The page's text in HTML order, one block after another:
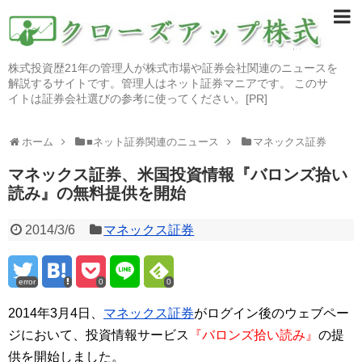
株式投資歴21年の管理人が株式市場や証券会社関連のニュースを
解説するサイトです。管理人はネット証券マニアです。 このサ
イトは証券会社選びの参考に使ってください。[PR]
ホーム ■ネット証券関連のニュース マネックス証券
マネックス証券、米国投資情報『バロンズ拾い
読み』の無料提供を開始
2014/3/6 マネックス証券
error 0 0
2014年3月4日、 マネックス証券がログイン後のウェブペー
ジにおいて、投資情報サービス
『バロンズ拾い読み』 の提
供を開始しました。